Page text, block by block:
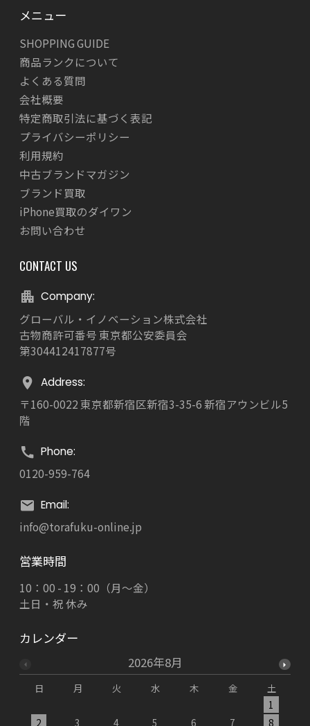
CONTACT US
Company:
グローバル・イノベーション株式会社
古物商許可番号 東京都公安委員会
第304412417877号
Address:
〒160-0022 東京都新宿区新宿3-35-6 新宿アウンビル5
階
Phone:
0120-959-764
Email:
info@torafuku-online.jp
メニュー
SHOPPING GUIDE
商品ランクについて
よくある質問
会社概要
特定商取引法に基づく表記
プライバシーポリシー
利用規約
中古ブランドマガジン
ブランド買取
iPhone買取のダイワン
お問い合わせ
営業時間
10：00 - 19：00（月～金）
土日・祝 休み
カレンダー
2026年8月
日 月 火 水 木 金
土
1
2
3 4 5 6 7 8